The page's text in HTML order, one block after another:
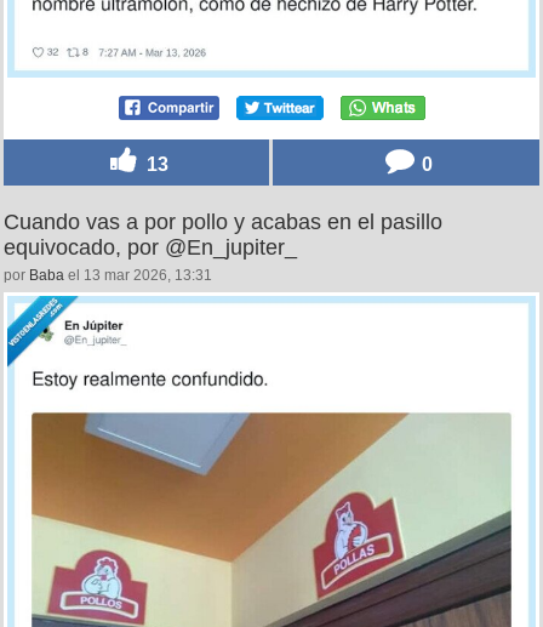
13 0
Cuando vas a por pollo y acabas en el pasillo
equivocado, por @En_jupiter_
por Baba el 13 mar 2026, 13:31